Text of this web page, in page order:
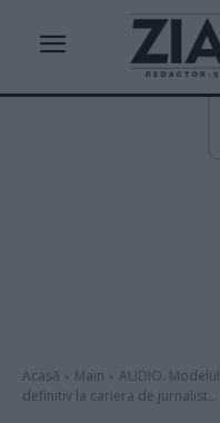
Acasă Main
AUDIO.
definitiv la cariera de jurnalist...